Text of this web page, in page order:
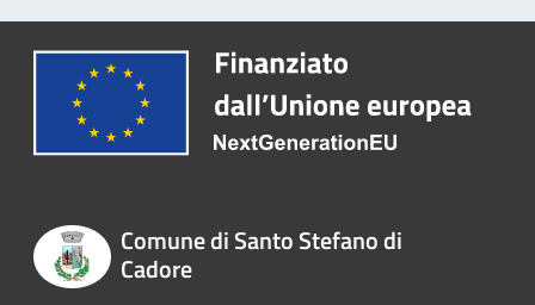
Comune di Santo Stefano di
Cadore